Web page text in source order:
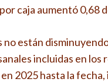
caja aumentó 0,68
no están
incluidas en
2025 hasta la